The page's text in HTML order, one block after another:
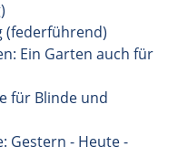
(federführend)
Ein Garten auch für
für Blinde und
Gestern - Heute -